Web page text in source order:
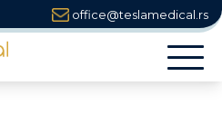
office@teslamedical.rs